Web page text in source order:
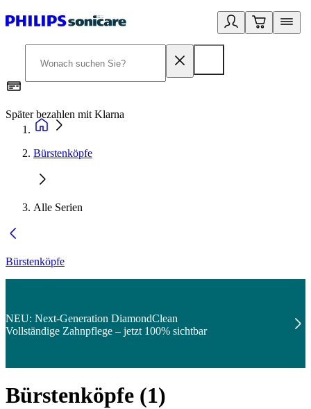
Später bezahlen mit Klarna
Bürstenköpfe
Alle Serien
Bürstenköpfe
NEU: Next-Generation DiamondClean
Vollständige Zahnpflege – jetzt 100% sichtbar
Bürstenköpfe (1)